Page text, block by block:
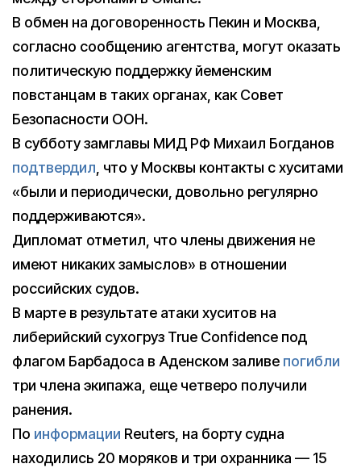
В обмен на договоренность Пекин и Москва,
согласно сообщению агентства, могут оказать
политическую поддержку йеменским
повстанцам в таких органах, как Совет
Безопасности ООН.
В субботу замглавы МИД РФ Михаил Богданов
подтвердил, что у Москвы контакты с хуситами
«были и периодически, довольно регулярно
поддерживаются».
Дипломат отметил, что члены движения не
имеют никаких замыслов» в отношении
российских судов.
В марте в результате атаки хуситов на
либерийский сухогруз True Confidence под
флагом Барбадоса в Аденском заливе погибли
три члена экипажа, еще четверо получили
ранения.
По информации Reuters, на борту судна
находились 20 моряков и три охранника — 15